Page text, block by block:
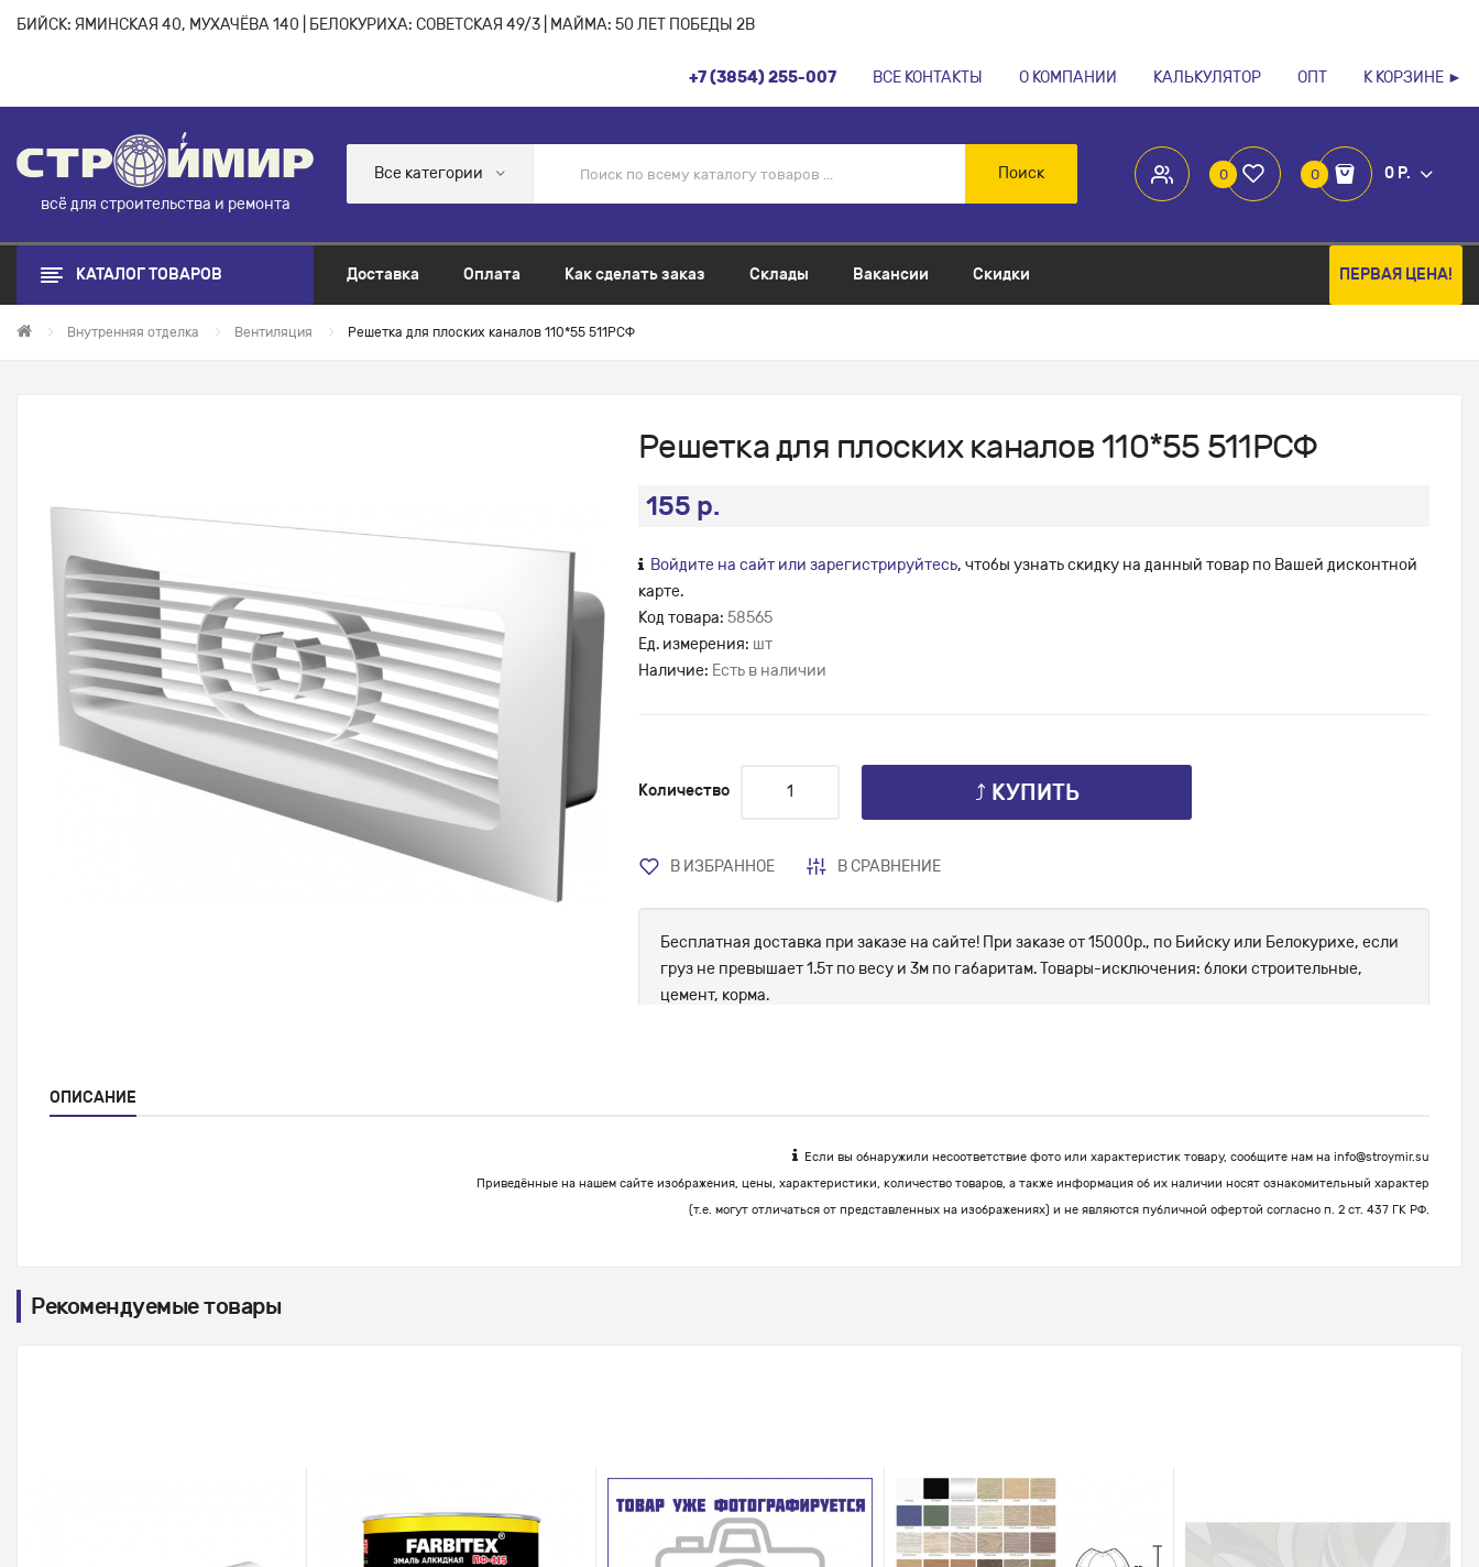
БИЙСК: ЯМИНСКАЯ 40, МУХАЧЁВА 140 | БЕЛОКУРИХА: СОВЕТСКАЯ 49/3 | МАЙМА: 50 ЛЕТ ПОБЕДЫ 2В
+7 (3854) 255-007 ВСЕ КОНТАКТЫ О КОМПАНИИ КАЛЬКУЛЯТОР ОПТ К КОРЗИНЕ ►
всё для строительства и ремонта
0 0 0 Р.
Все категории Поиск
КАТАЛОГ ТОВАРОВ Доставка Оплата Как сделать заказ Склады Вакансии Скидки ПЕРВАЯ ЦЕНА!
Внутренняя отделка Вентиляция Решетка для плоских каналов 110*55 511РСФ
Решетка для плоских каналов 110*55 511РСФ
155 р.
Войдите на сайт или зарегистрируйтесь, чтобы узнать скидку на данный товар по Вашей дисконтной
карте.
Код товара: 58565
Ед. измерения: шт
Наличие: Есть в наличии
Количество ⤴ КУПИТЬ
В ИЗБРАННОЕ В СРАВНЕНИЕ
Бесплатная доставка при заказе на сайте! При заказе от 15000р., по Бийску или Белокурихе, если
груз не превышает 1.5т по весу и 3м по габаритам. Товары-исключения: блоки строительные,
цемент, корма.
ОПИСАНИЕ
Если вы обнаружили несоответствие фото или характеристик товару, сообщите нам на info@stroymir.su
Приведённые на нашем сайте изображения, цены, характеристики, количество товаров, а также информация об их наличии носят ознакомительный характер
(т.е. могут отличаться от представленных на изображениях) и не являются публичной офертой согласно п. 2 ст. 437 ГК РФ.
Рекомендуемые товары